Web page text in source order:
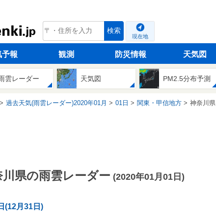
tenki.jp 検索
現在地
予報 観測 防災情報 天気図
雲レーダー 天気図 PM2.5分布予測
過去天気(雨雲レーダー)2020年01月 01日 関東・甲信地方 神奈川県
川県の雨雲レーダー (2020年01月01日)
(12月31日)